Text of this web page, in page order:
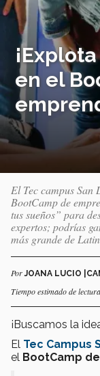
en el
El Tec campus
BootCamp de
tus sueños” para
expertos; podrías
más grande de
PorJOANA LUCIO
Tiempo estimado de
¡Buscamos la
El Tec Campus
el BootCamp